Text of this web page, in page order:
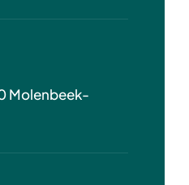
Molenbeek-